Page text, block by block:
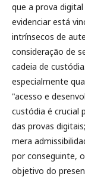
que a prova
evidenciar está
intrínsecos de
consideração de
cadeia de
especialmente
"acesso e
custódia é crucial
das provas
mera
por conseguinte,
objetivo do